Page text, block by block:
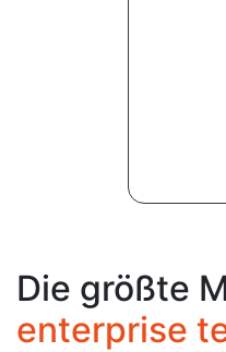
Die größte
enterprise